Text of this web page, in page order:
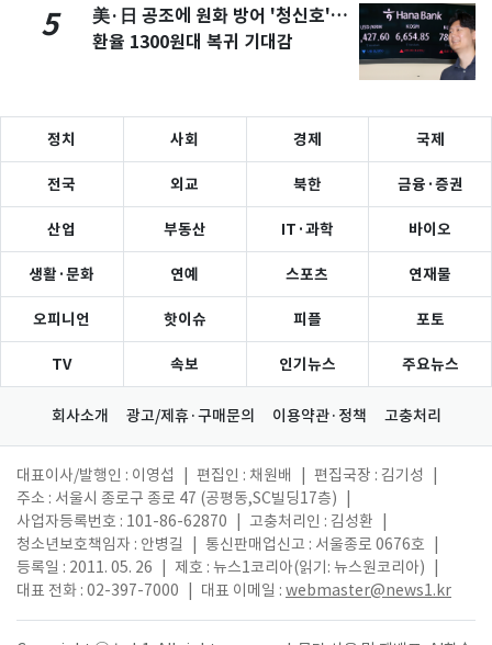
5
美·日 공조에 원화 방어 '청신호'…
환율 1300원대 복귀 기대감
정치 사회 경제 국제
전국 외교 북한 금융·증권
산업 부동산 IT·과학 바이오
생활·문화 연예 스포츠 연재물
오피니언 핫이슈 피플 포토
TV 속보 인기뉴스 주요뉴스
회사소개 광고/제휴·구매문의 이용약관·정책 고충처리
대표이사/발행인 : 이영섭 편집인 : 채원배 편집국장 : 김기성
주소 : 서울시 종로구 종로 47 (공평동,SC빌딩17층)
사업자등록번호 : 101-86-62870
고충처리인 : 김성환
청소년보호책임자 : 안병길
통신판매업신고 : 서울종로 0676호
등록일 : 2011. 05. 26
제호 : 뉴스1코리아(읽기: 뉴스원코리아)
대표 전화 : 02-397-7000
대표 이메일 : webmaster@news1.kr